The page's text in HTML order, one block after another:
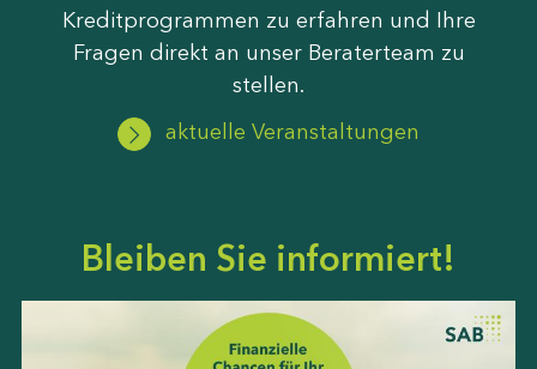
Kreditprogrammen zu erfahren und Ihre
Fragen direkt an unser Beraterteam zu
stellen.
aktuelle Veranstaltungen
Bleiben Sie informiert!